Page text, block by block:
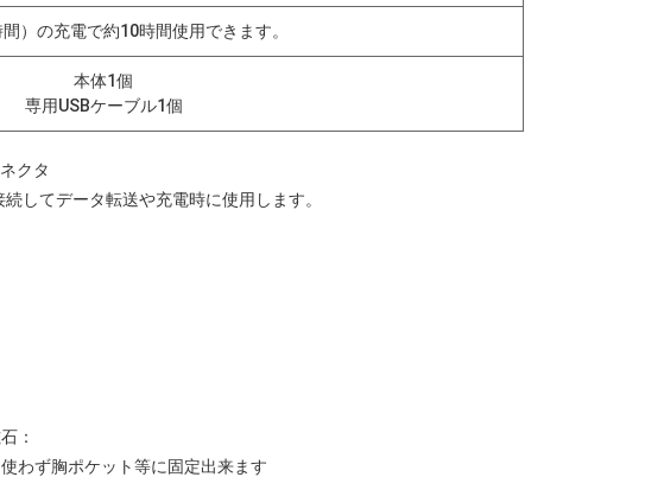
）の充電で約10時間使用できます。
本体1個
専用USBケーブル1個
クタ
続してデータ転送や充電時に使用します。
：
わず胸ポケット等に固定出来ます